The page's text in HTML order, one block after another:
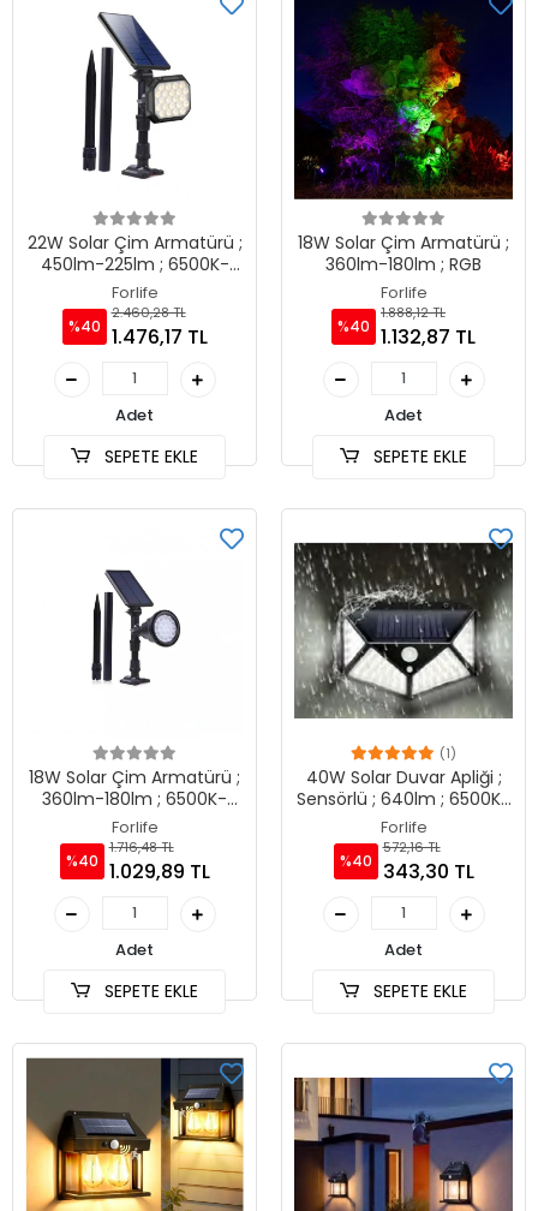
22W Solar Çim Armatürü ;
450lm-225lm ; 6500K-
3200K-Yeşil
Forlife
%40
2.460,28 TL
1.476,17 TL
Adet
SEPETE EKLE
18W Solar Çim Armatürü ;
360lm-180lm ; RGB
Forlife
%40
1.888,12 TL
1.132,87 TL
Adet
SEPETE EKLE
18W Solar Çim Armatürü ;
360lm-180lm ; 6500K-
3200K-Yeşil-Amber
Forlife
%40
1.716,48 TL
1.029,89 TL
Adet
SEPETE EKLE
(1)
40W Solar Duvar Apliği ;
Sensörlü ; 640lm ; 6500K-
3200K
Forlife
%40
572,16 TL
343,30 TL
Adet
SEPETE EKLE